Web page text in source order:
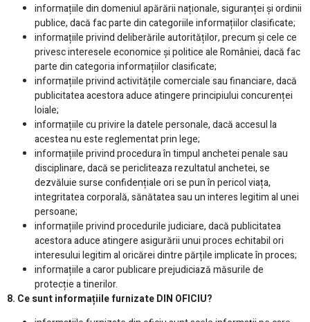
informațiile din domeniul apărării naționale, siguranței și ordinii
publice, dacă fac parte din categoriile informațiilor clasificate;
informațiile privind deliberările autorităților, precum și cele ce
privesc interesele economice și politice ale României, dacă fac
parte din categoria informațiilor clasificate;
informațiile privind activitățile comerciale sau financiare, dacă
publicitatea acestora aduce atingere principiului concurenței
loiale;
informațiile cu privire la datele personale, dacă accesul la
acestea nu este reglementat prin lege;
informațiile privind procedura în timpul anchetei penale sau
disciplinare, dacă se pericliteaza rezultatul anchetei, se
dezvăluie surse confidențiale ori se pun în pericol viața,
integritatea corporală, sănătatea sau un interes legitim al unei
persoane;
informațiile privind procedurile judiciare, dacă publicitatea
acestora aduce atingere asigurării unui proces echitabil ori
interesului legitim al oricărei dintre părțile implicate în proces;
informațiile a caror publicare prejudiciază măsurile de
protecție a tinerilor.
8. Ce sunt informațiile furnizate DIN OFICIU?